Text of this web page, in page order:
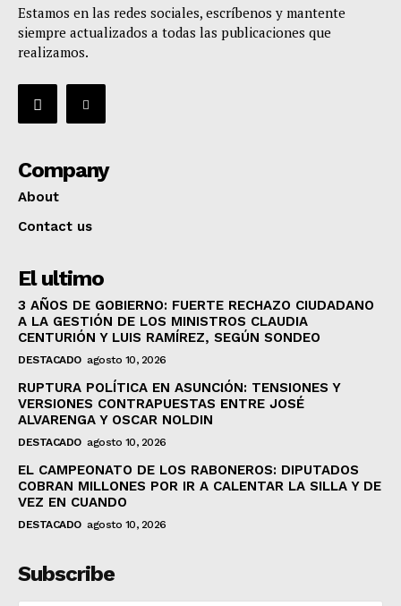
Estamos en las redes sociales, escríbenos y mantente
siempre actualizados a todas las publicaciones que
realizamos.
Company
About
Contact us
El ultimo
3 AÑOS DE GOBIERNO: FUERTE RECHAZO CIUDADANO
A LA GESTIÓN DE LOS MINISTROS CLAUDIA
CENTURIÓN Y LUIS RAMÍREZ, SEGÚN SONDEO
DESTACADO agosto 10, 2026
RUPTURA POLÍTICA EN ASUNCIÓN: TENSIONES Y
VERSIONES CONTRAPUESTAS ENTRE JOSÉ
ALVARENGA Y OSCAR NOLDIN
DESTACADO agosto 10, 2026
EL CAMPEONATO DE LOS RABONEROS: DIPUTADOS
COBRAN MILLONES POR IR A CALENTAR LA SILLA Y DE
VEZ EN CUANDO
DESTACADO agosto 10, 2026
Subscribe